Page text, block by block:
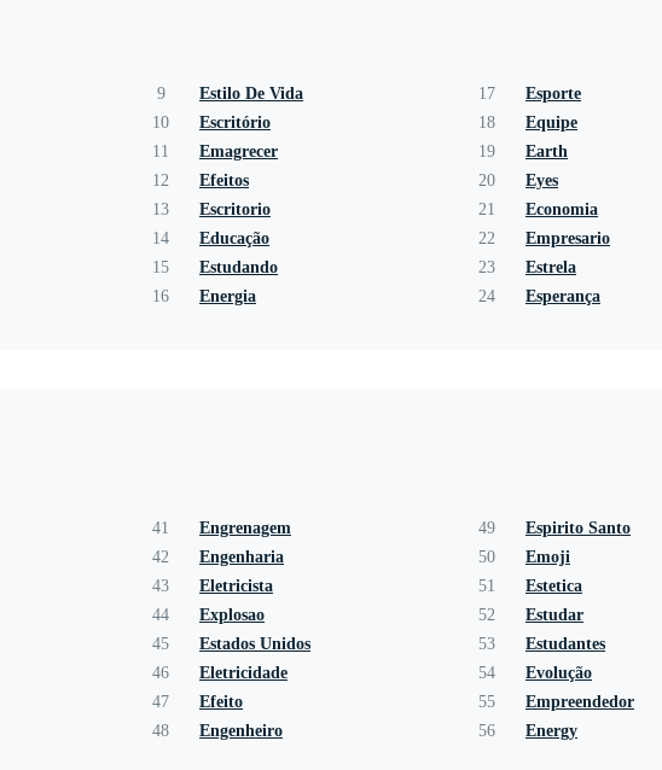
9
Estilo De Vida
10
Escritório
11
Emagrecer
12
Efeitos
13
Escritorio
14
Educação
15
Estudando
16
Energia
17
Esporte
18
Equipe
19
Earth
20
Eyes
21
Economia
22
Empresario
23
Estrela
24
Esperança
41
Engrenagem
42
Engenharia
43
Eletricista
44
Explosao
45
Estados Unidos
46
Eletricidade
47
Efeito
48
Engenheiro
49
Espirito Santo
50
Emoji
51
Estetica
52
Estudar
53
Estudantes
54
Evolução
55
Empreendedor
56
Energy